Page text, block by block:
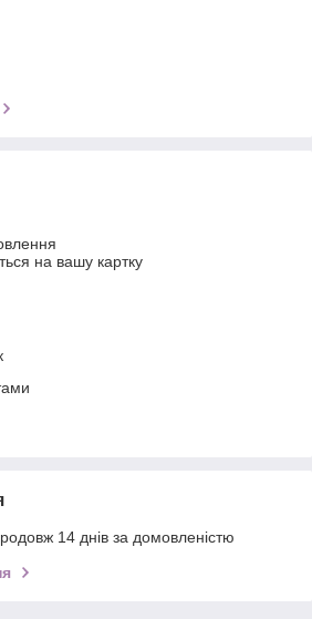
на вашу картку
14 днів за домовленістю